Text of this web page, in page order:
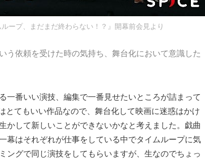
ープ、まだまだ終わらない！？』開幕前会見より
う依頼を受けた時の気持ち、舞台化において意識した
一番いい演技、編集で一番見せたいところが詰まって
とてもいい作品なので、舞台化して映画に迷惑はかけ
かして新しいことができないかなと考えました。戯曲
幕はそれぞれが仕事をしている中でタイムループに気
ングで同じ演技をしてもらいますが、生なのでちょっ